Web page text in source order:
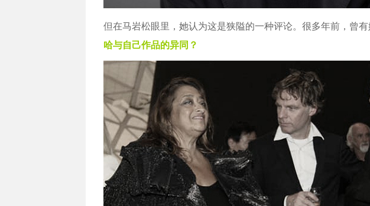
但在马岩松眼里，她认为这是狭隘的一种评论。很多年前，曾有
哈与自己作品的异同？